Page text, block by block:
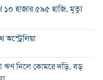
১০ হাজার ৫৯৫ হাজি, মৃত্যু
ঋণ নিলে কোমরে দড়ি, বড়